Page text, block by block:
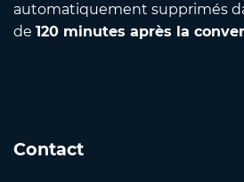
automatiquement supprimés
de 120 minutes après la
Contact